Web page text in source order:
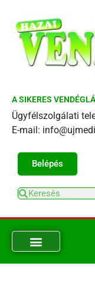
A SIKERES
Ügyfélszolgálati
E-mail:
Belépés